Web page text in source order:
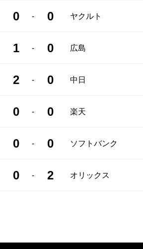
0 - 0 ヤクルト
1 - 0 広島
2 - 0 中日
0 - 0 楽天
0 - 0 ソフトバンク
0 - 2 オリックス